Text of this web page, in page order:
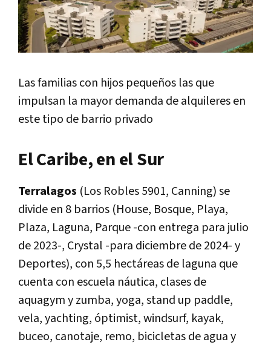
Las familias con hijos pequeños las que
impulsan la mayor demanda de alquileres en
este tipo de barrio privado
El Caribe, en el Sur
Terralagos (Los Robles 5901, Canning) se
divide en 8 barrios (House, Bosque, Playa,
Plaza, Laguna, Parque -con entrega para julio
de 2023-, Crystal -para diciembre de 2024- y
Deportes), con 5,5 hectáreas de laguna que
cuenta con escuela náutica, clases de
aquagym y zumba, yoga, stand up paddle,
vela, yachting, óptimist, windsurf, kayak,
buceo, canotaje, remo, bicicletas de agua y